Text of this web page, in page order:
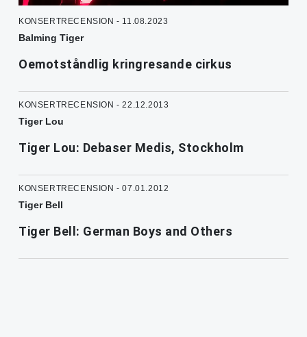
KONSERTRECENSION - 11.08.2023
Balming Tiger
Oemotståndlig kringresande cirkus
KONSERTRECENSION - 22.12.2013
Tiger Lou
Tiger Lou: Debaser Medis, Stockholm
KONSERTRECENSION - 07.01.2012
Tiger Bell
Tiger Bell: German Boys and Others